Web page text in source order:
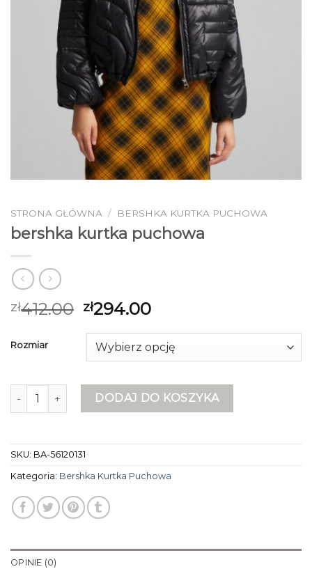
STRONA GŁÓWNA / BERSHKA KURTKA PUCHOWA
bershka kurtka puchowa
zł412.00 zł294.00
Rozmiar
ilość bershka kurtka puchowaDODAJ DO KOSZYKA
SKU: BA-56120131
Kategoria: Bershka Kurtka Puchowa
OPINIE (0)